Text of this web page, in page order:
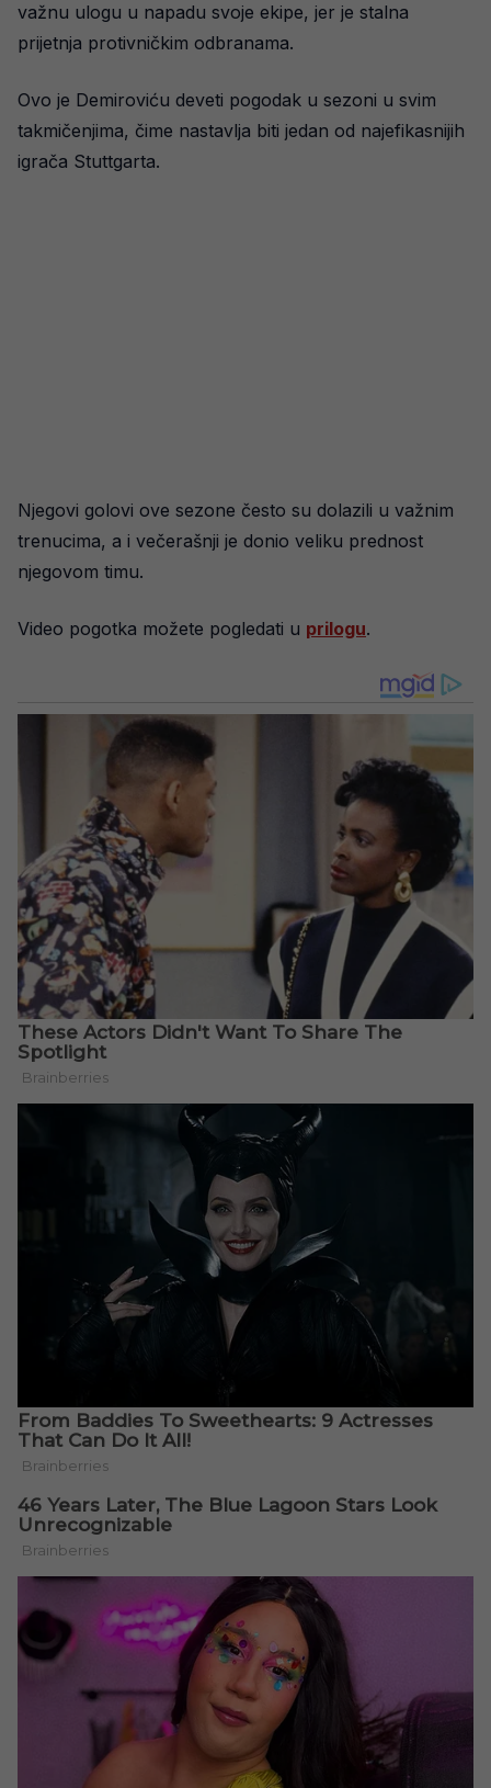
važnu ulogu u napadu svoje ekipe, jer je stalna
prijetnja protivničkim odbranama.
Ovo je Demiroviću deveti pogodak u sezoni u svim
takmičenjima, čime nastavlja biti jedan od najefikasnijih
igrača Stuttgarta.
Njegovi golovi ove sezone često su dolazili u važnim
trenucima, a i večerašnji je donio veliku prednost
njegovom timu.
Video pogotka možete pogledati u prilogu.